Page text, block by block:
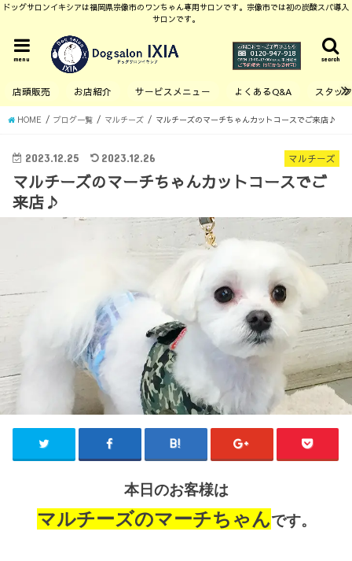
ドッグサロンイキシアは福岡県宗像市のワンちゃん専用サロンです。宗像市では初の炭酸スパ導入
サロンです。
search
menu
店頭販売 お店紹介 サービスメニュー よくあるQ&A スタッ
HOME ブログ一覧 マルチーズ マルチーズのマーチちゃんカットコースでご来店♪
マルチーズ
2023.12.25 2023.12.26
マルチーズのマーチちゃんカットコースでご
来店♪
本日のお客様は
マルチーズのマーチちゃんです。